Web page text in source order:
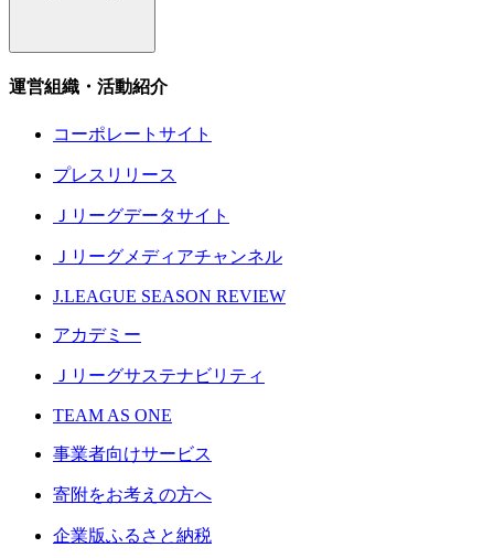
運営組織・活動紹介
コーポレートサイト
プレスリリース
Ｊリーグデータサイト
Ｊリーグメディアチャンネル
J.LEAGUE SEASON REVIEW
アカデミー
Ｊリーグサステナビリティ
TEAM AS ONE
事業者向けサービス
寄附をお考えの方へ
企業版ふるさと納税